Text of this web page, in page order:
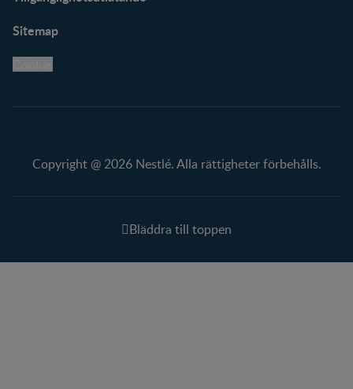
Sitemap
Copyright @ 2026 Nestlé. Alla rättigheter förbehålls.
Bläddra till toppen